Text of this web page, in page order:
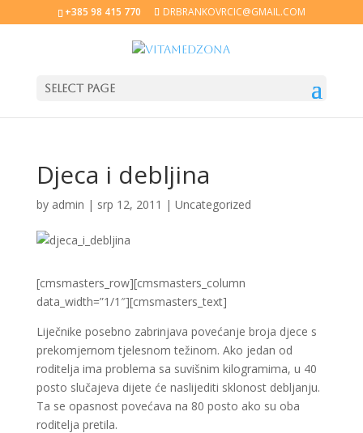
+385 98 415 770 DRBRANKOVRCIC@GMAIL.COM
Select Page
Djeca i debljina
by admin | srp 12, 2011 | Uncategorized
[cmsmasters_row][cmsmasters_column
data_width=”1/1″][cmsmasters_text]
Liječnike posebno zabrinjava povećanje broja djece s
prekomjernom tjelesnom težinom. Ako jedan od
roditelja ima problema sa suvišnim kilogramima, u 40
posto slučajeva dijete će naslijediti sklonost debljanju.
Ta se opasnost povećava na 80 posto ako su oba
roditelja pretila.